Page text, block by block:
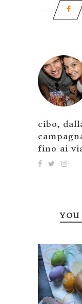
cibo,
fino ai